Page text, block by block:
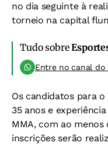
no dia seguinte à
torneio na capital
Tudo sobre
Entre no canal do
Os candidatos para
35 anos e
MMA, com ao menos
inscrições serão